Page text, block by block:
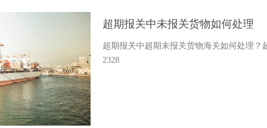
超期报关中未报关货物如何处理
超期报关中超期未报关货物海关如何处理？
2328